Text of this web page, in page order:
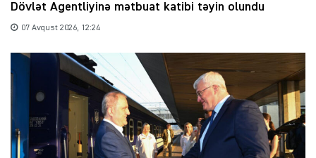
Dövlət Agentliyinə mətbuat katibi təyin olundu
07 Avqust 2026, 12:24